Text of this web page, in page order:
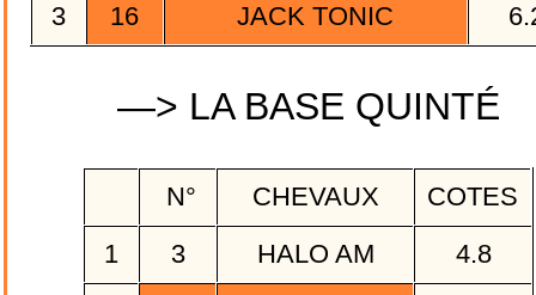
3
16 JACK TONIC
—> LA BASE QUINTÉ
N° CHEVAUX
COTES
1
3 HALO AM
4.8